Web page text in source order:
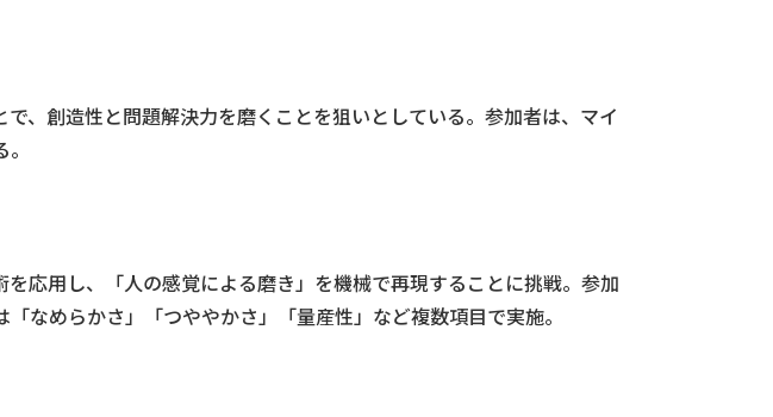
、創造性と問題解決力を磨くことを狙いとしている。参加者は、マイ
応用し、「人の感覚による磨き」を機械で再現することに挑戦。参加
なめらかさ」「つややかさ」「量産性」など複数項目で実施。